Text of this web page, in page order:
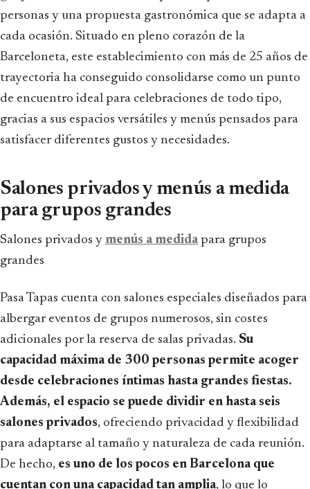
personas y una propuesta gastronómica que se adapta a
cada ocasión. Situado en pleno corazón de la
Barceloneta, este establecimiento con más de 25 años de
trayectoria ha conseguido consolidarse como un punto
de encuentro ideal para celebraciones de todo tipo,
gracias a sus espacios versátiles y menús pensados para
satisfacer diferentes gustos y necesidades.
Salones privados y menús a medida
para grupos grandes
Salones privados y menús a medidapara grupos
grandes
Pasa Tapas cuenta con salones especiales diseñados para
albergar eventos de grupos numerosos, sin costes
adicionales por la reserva de salas privadas. Su
capacidad máxima de 300 personas permite acoger
desde celebraciones íntimas hasta grandes fiestas.
Además, el espacio se puede dividir en hasta seis
salones privados, ofreciendo privacidad y flexibilidad
para adaptarse al tamaño y naturaleza de cada reunión.
De hecho, es uno de los pocos en Barcelona que
cuentan con una capacidad tan amplia, lo que lo